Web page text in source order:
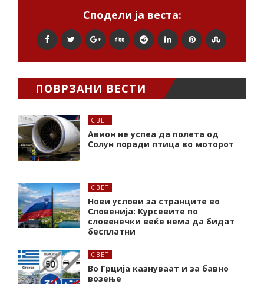
Сподели ја веста:
ПОВРЗАНИ ВЕСТИ
СВЕТ
Авион не успеа да полета од
Солун поради птица во моторот
СВЕТ
Нови услови за странците во
Словенија: Курсевите по
словенечки веќе нема да бидат
бесплатни
СВЕТ
Во Грција казнуваат и за бавно
возење